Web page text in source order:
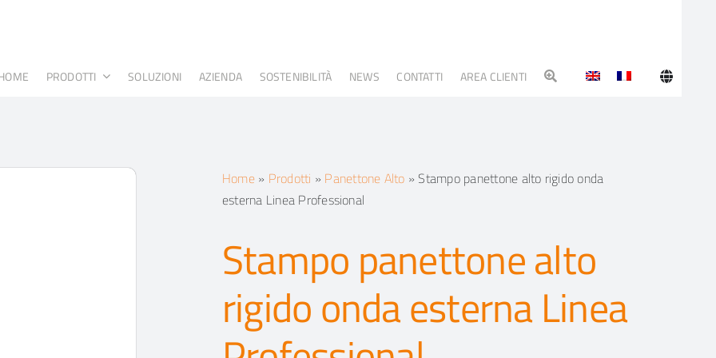
PRODOTTI SOLUZIONI AZIENDA SOSTENIBILITÀ NEWS CONTATTI AREA CLIENTI
Home» Prodotti » Panettone Alto » Stampo panettone alto rigido onda
esterna Linea Professional
Stampo panettone alto
rigido onda esterna Linea